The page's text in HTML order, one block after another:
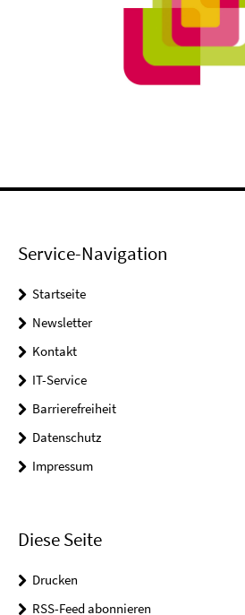
Service-Navigation
Startseite
Newsletter
Kontakt
IT-Service
Barrierefreiheit
Datenschutz
Impressum
Diese Seite
Drucken
RSS-Feed abonnieren